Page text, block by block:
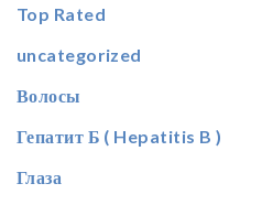
Top Rated
uncategorized
Волосы
Гепатит Б ( Hepatitis B )
Глаза